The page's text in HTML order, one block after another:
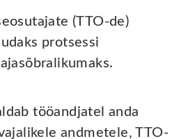
(TTO-de)
protsessi
tööandjatel anda
andmetele, TTO-